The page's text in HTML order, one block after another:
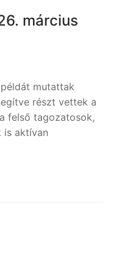
március
mutattak
részt vettek a
felső tagozatosok,
is aktívan